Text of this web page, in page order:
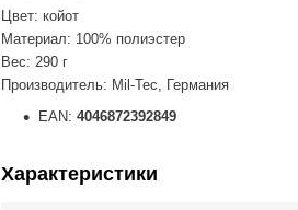
Цвет: койот
Материал: 100% полиэстер
Вес: 290 г
Производитель: Mil-Tec, Германия
EAN: 4046872392849
Характеристики